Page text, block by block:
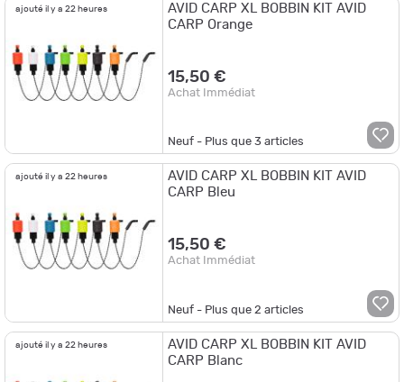
ajouté il y a 22 heures
AVID CARP XL BOBBIN KIT AVID
CARP Orange
15,50 €
Achat Immédiat
Neuf - Plus que3 articles
ajouté il y a 22 heures
AVID CARP XL BOBBIN KIT AVID
CARP Bleu
15,50 €
Achat Immédiat
Neuf - Plus que2 articles
ajouté il y a 22 heures
AVID CARP XL BOBBIN KIT AVID
CARP Blanc